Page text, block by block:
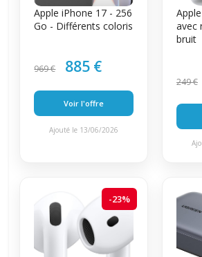
Apple iPhone 17 - 256
Go - Différents coloris
969 € 885 €
Voir l'offre
Ajouté le 13/06/2026
avec
bruit
249 €
-23%